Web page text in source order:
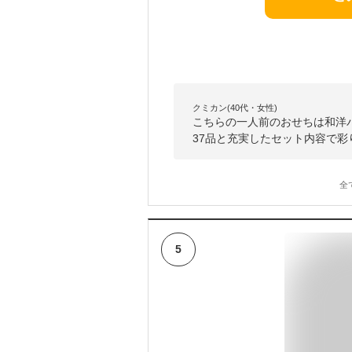
クミカン(40代・女性)
こちらの一人前のおせちは和
37品と充実したセット内容で
全
5